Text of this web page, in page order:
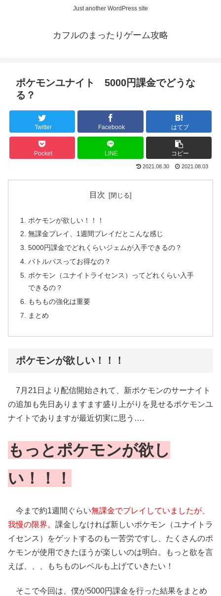
Just another WordPress site
カフルのまったりゲーム攻略
ポケモンユナイト 5000円課金でどうな
る？
Twitter Facebook はてブ
Pocket LINE コピー
2021.08.30 2021.08.03
目次
ポケモンが欲しい！！！
無課金プレイ、1週間プレイだとこんな感じ
5000円課金でどれくらいジェムが入手できるの？
バトルパスってお得なの？
ポケモン（ユナイトライセンス）ってどれくらい入手
できるの？
もちもの強化は重要
まとめ
ポケモンが欲しい！！！
7月21日より配信開始されて、新ポケモンのサーナイト
の追加も先日ありますます盛り上がりを見せるポケモンユ
ナイトでありますが最近切実に思う….
もっとポケモンが欲し
い！！！
今まで約1週間ぐらい無課金でプレイしていましたが、
我慢の限界。 課金しなければ新しいポケモン（ユナイトラ
イセンス）をゲットするのも一苦労ですし、たくさんのポ
ケモンが使用できたほうが楽しいのは明白。もっと欲を言
えば、、、もちものレベルも上げていきたい！
そこで今回は、僕が5000円課金を行った結果をまとめ